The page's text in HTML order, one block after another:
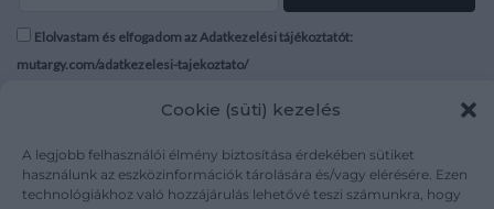
Cookie (süti) kezelés
A legjobb felhasználói élmény biztosítása érdekében sütiket
használunk az eszközinformációk tárolására és/vagy elérésére. Ezen
technológiákhoz való hozzájárulás lehetővé teszi számunkra, hogy
Elolvastam és elfogadom az Adatkezelési tájékoztatót:
mutargy.com/adatkezelesi-tajekoztato/
Médiaajánlat
Karrier
Kapcsolat
Áraink
ÁSZF
Adatvédelem
Impresszum